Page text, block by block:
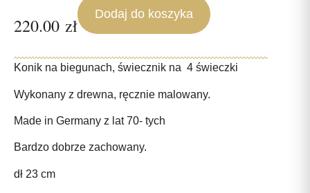
220.00 zł
Dodaj do koszyka
Konik na biegunach, świecznik na 4 świeczki
Wykonany z drewna, ręcznie malowany.
Made in Germany z lat 70- tych
Bardzo dobrze zachowany.
dł 23 cm